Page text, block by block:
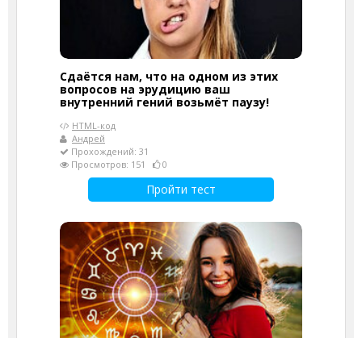
Сдаётся нам, что на одном из этих
вопросов на эрудицию ваш
внутренний гений возьмёт паузу!
HTML-код
Андрей
Прохождений: 31
Просмотров: 151
0
Пройти тест